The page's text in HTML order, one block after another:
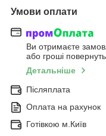
Умови оплати
Ви отримаєте
або гроші
Детальніше
Післяплата
Оплата на рахунок
Готівкою м.Київ